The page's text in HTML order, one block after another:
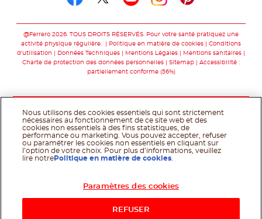
@Ferrero 2026. TOUS DROITS RÉSERVÉS. Pour votre santé pratiquez une
activité physique régulière.
Politique en matière de cookies
Conditions
d'utilisation
Données Techniques Mentions Légales
Mentions sanitaires
Charte de protection des données personnelles
Sitemap
Accessibilité :
partiellement conforme (56%)
Nous utilisons des cookies essentiels qui sont strictement
nécessaires au fonctionnement de ce site web et des
cookies non essentiels à des fins statistiques, de
performance ou marketing. Vous pouvez accepter, refuser
ou paramétrer les cookies non essentiels en cliquant sur
l’option de votre choix. Pour plus d’informations, veuillez
lire notre Politique en matière de cookies
Paramètres des cookies
REFUSER